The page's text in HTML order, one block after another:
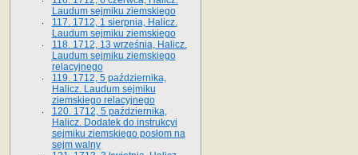
Laudum sejmiku ziemskiego
117. 1712, 1 sierpnia, Halicz.
Laudum sejmiku ziemskiego
118. 1712, 13 września, Halicz.
Laudum sejmiku ziemskiego
relacyjnego
119. 1712, 5 października,
Halicz. Laudum sejmiku
ziemskiego relacyjnego
120. 1712, 5 października,
Halicz. Dodatek do instrukcyi
sejmiku ziemskiego posłom na
sejm walny